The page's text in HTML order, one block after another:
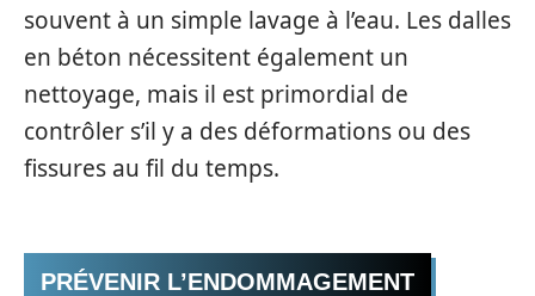
souvent à un simple lavage à l’eau. Les dalles
en béton nécessitent également un
nettoyage, mais il est primordial de
contrôler s’il y a des déformations ou des
fissures au fil du temps.
PRÉVENIR L’ENDOMMAGEMENT